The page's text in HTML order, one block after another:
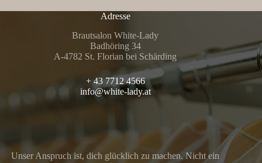
Adresse
Brautsalon White-Lady
Badhöring 34
A-4782 St. Florian bei Schärding
+ 43 7712 4566
info@white-lady.at
Unser Anspruch ist, dich glücklich zu machen. Nicht ein